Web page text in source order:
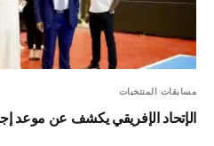
مسابقات المنتخبات
الإتحاد الإفريقي يكشف عن موعد